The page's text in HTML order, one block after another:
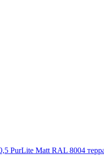
PurLite Matt RAL 8004